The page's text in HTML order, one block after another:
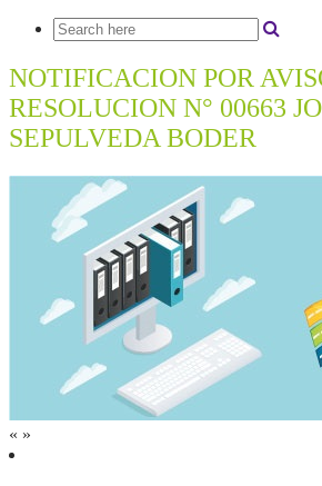
NOTIFICACION POR
RESOLUCION N° 00663
SEPULVEDA BODER
« »